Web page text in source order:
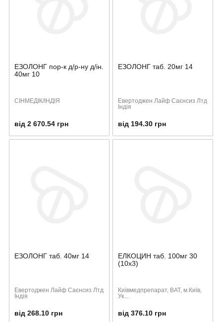
ЕЗОЛОНГ пор-к д/р-ну д/ін.
40мг 10
СІНМЕДІК/ІНДІЯ
від 2 670.54 грн
ЕЗОЛОНГ таб. 20мг 14
Евертоджен Лайф Саєнсиз Лтд
Індія
від 194.30 грн
ЕЗОЛОНГ таб. 40мг 14
Евертоджен Лайф Саєнсиз Лтд
Індія
від 268.10 грн
ЕЛКОЦИН таб. 100мг 30
(10х3)
Київмедпрепарат, ВАТ, м.Київ,
Ук...
від 376.10 грн